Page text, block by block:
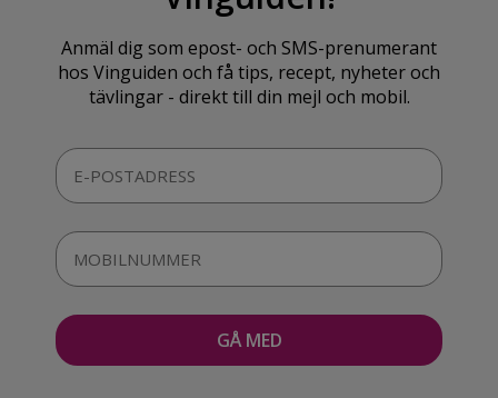
Anmäl dig som epost- och SMS-prenumerant
hos Vinguiden och få tips, recept, nyheter och
tävlingar - direkt till din mejl och mobil.